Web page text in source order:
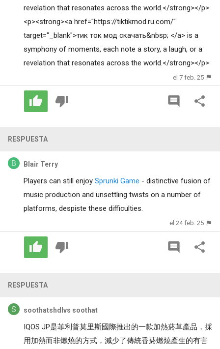
revelation that resonates across the world.</strong></p>
<p><strong><a href="https://tiktikmod.ru.com/"
target="_blank">тик ток мод скачать&nbsp; </a> is a
symphony of moments, each note a story, a laugh, or a
revelation that resonates across the world.</strong></p>
el 7 feb. 25
RESPUESTA
Blair Terry
Players can still enjoy Sprunki Game - distinctive fusion of
music production and unsettling twists on a number of
platforms, despiste these difficulties.
el 24 feb. 25
RESPUESTA
soothatshdlvs soothat
IQOS JP是菲利普莫里斯國際推出的一款加熱菸草產品，採
用加熱而非燃燒的方式，減少了傳統香菸燃燒產生的有害